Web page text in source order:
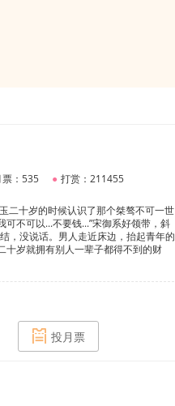
票：535 ● 打赏：211455
二十岁的时候认识了那个桀骜不可一世
不可以...不要钱...”宋御系好领带，斜
，没说话。男人走近床边，抬起青年的
十岁就拥有别人一辈子都得不到的财
电话：“宋先生，我胃好痛...”“胃疼去
音：“阿御，我好困，不要聊了。”“好
于忍不住哇的一声吐了出来，一地殷
回去吧，求求你别不要我。”白玉嘴角
能火葬场，本文三观不代表作者三观，
空空
投月票